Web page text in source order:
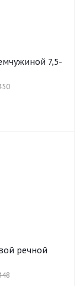
7,5-
речной